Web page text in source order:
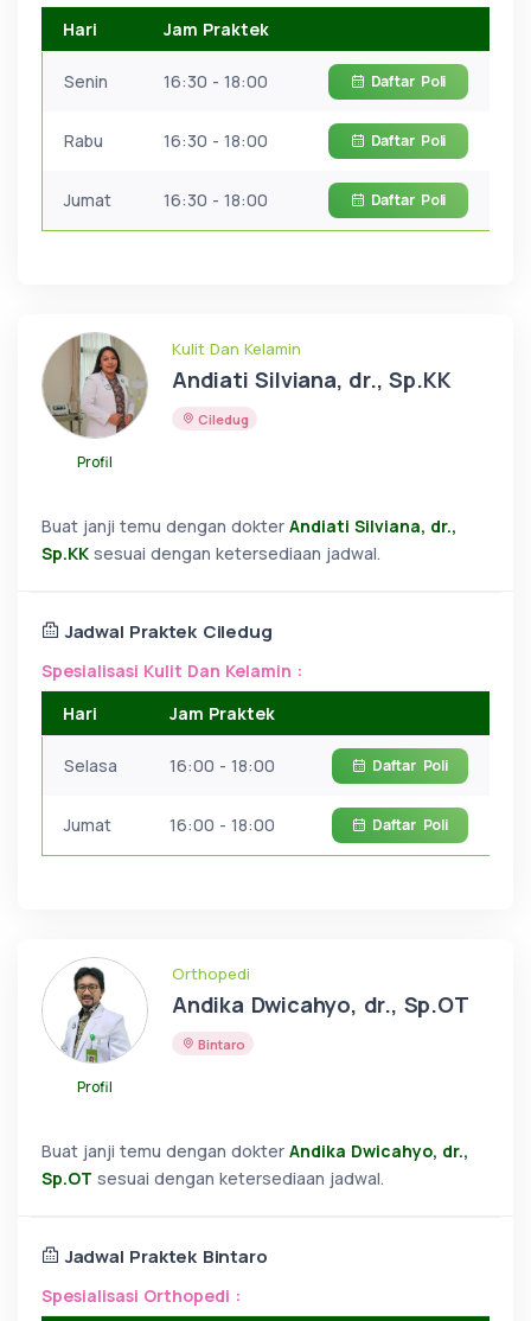
Hari Jam Praktek
Senin 16:30 - 18:00 Daftar Poli
Rabu 16:30 - 18:00 Daftar Poli
Jumat 16:30 - 18:00 Daftar Poli
Profil
Kulit Dan Kelamin
Andiati Silviana, dr., Sp.KK
Ciledug
Buat janji temu dengan dokter Andiati Silviana, dr.,
Sp.KK sesuai dengan ketersediaan jadwal.
Jadwal Praktek Ciledug
Spesialisasi Kulit Dan Kelamin :
Hari
Jam Praktek
Selasa 16:00 - 18:00 Daftar Poli
Jumat 16:00 - 18:00 Daftar Poli
Profil
Orthopedi
Andika Dwicahyo, dr., Sp.OT
Bintaro
Buat janji temu dengan dokter Andika Dwicahyo, dr.,
Sp.OT sesuai dengan ketersediaan jadwal.
Jadwal Praktek Bintaro
Spesialisasi Orthopedi :